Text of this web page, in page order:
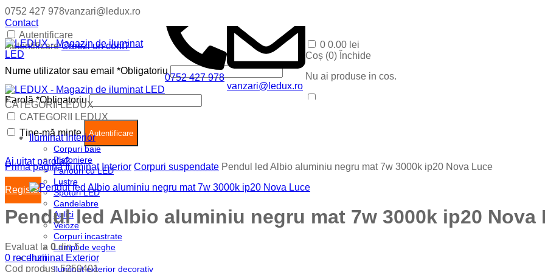
0752 427 978vanzari@ledux.ro
Contact
Autentificare
Autentificare Creezi un cont?
Nume utilizator sau email *Obligatoriu
Parolă*Obligatoriu
Ține-mă minte Autentificare
Ai uitat parola?
Register
Coș ( 0)Închide
Nu ai produse in cos.
0752 427 978
vanzari@ledux.ro
0 0.00 lei
Coș (0) Închide
Nu ai produse in cos.
Corpuri baie
Iluminat Exterior
Iluminat exterior decorativ
CATEGORII LEDUX
CATEGORII LEDUX
Iluminat Interior
Corpuri baie
Plafoniere
Panouri cu LED
Lustre
Spoturi LED
Candelabre
Aplici
Veioze
Corpuri incastrate
Lampi de veghe
Iluminat Exterior
Iluminat exterior decorativ
Prima pagină Iluminat Interior Corpuri suspendate Pendul led Albio aluminiu negru mat 7w 3000k ip20 Nova Luce
Pendul led Albio aluminiu negru mat 7w 3000k ip20 Nova
Evaluat la 0 din 5
0 recenzii
Cod produs: 5250401